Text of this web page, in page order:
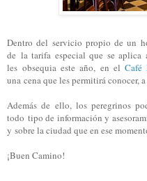
Dentro del servicio propio de un
de la tarifa especial que se
les obsequia este año, en el Café
una cena que les permitirá conocer,
Además de ello, los peregrinos
todo tipo de información y
y sobre la ciudad que en ese
¡Buen Camino!